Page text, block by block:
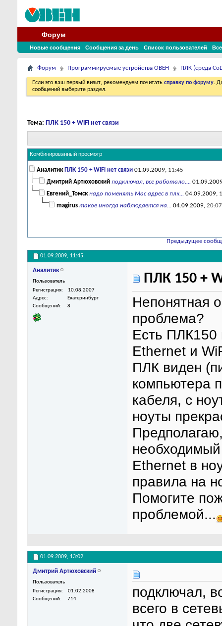
Форум
Новые сообщения Сообщения за день Список пользователей
Форум Программируемые устройства ОВЕН ПЛК (среда
Если это ваш первый визит, рекомендуем почитать справку по форуму.
сообщений выберите раздел.
Тема: ПЛК 150 + WiFi нет связи
Комбинированный просмотр
Аналитик ПЛК 150 + WiFi нет связи 01.09.2009, 11:45
Дмитрий Артюховский подключал, все работало....
Евгений_Томск надо поменять Mac адрес в плк... 04.09.2009,
magirus такое иногда наблюдается на... 04.09.2009, 20:07
Предыдущее
01.09.2009, 11:45
Аналитик
Пользователь
Регистрация
10.08.2007
Адрес
Екатеринбург
Сообщений
8
ПЛК 150 +
Непонятная
проблема?
Есть ПЛК150
Ethernet и
ПЛК виден
компьютера
кабеля, с
ноуты
Ethernet в
правила на
Помогите
проблемой...
01.09.2009, 13:02
Дмитрий Артюховский
Пользователь
Регистрация
01.02.2008
Сообщений
714
подключал,
всего в